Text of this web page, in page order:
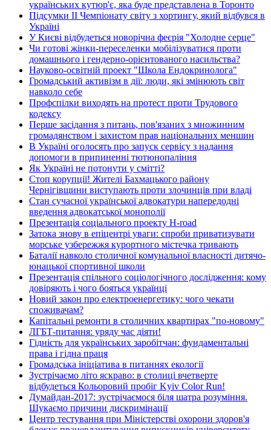
українських кутюр'є, яка буде представлена в Торонто
Підсумки ІІ Чемпіонату світу з хортингу, який відбувся в
Україні
У Києві відбудеться новорічна феєрія "Холодне серце"
Чи готові жінки-переселенки мобілізуватися проти
домашнього і гендерно-орієнтованого насильства?
Науково-освітній проект "Школа Ендокринолога"
Громадський активізм в дії: люди, які змінюють світ
навколо себе
Профспілки виходять на протест проти Трудового
кодексу
Перше засідання з питань, пов'язаних з множинним
громадянством і захистом прав національних меншин
В Україні оголосять про запуск сервісу з надання
допомоги в припиненні тютюнопаління
Як Україні не потонути у смітті?
Стоп корупції! Жителі Бахмацького району
Чернігівщини виступають проти злочинців при владі
Стан сучасної української адвокатури напередодні
введення адвокатської монополії
Презентація соціального проекту H-road
Затока знову в епіцентрі уваги: спроби приватизувати
морське узбережжя курортного містечка тривають
Баталії навколо столичної комунальної власності дитячо-
юнацької спортивної школи
Презентація спільного соціологічного дослідження: кому
довіряють і чого бояться українці
Новий закон про електроенергетику: чого чекати
споживачам?
Капітальні ремонти в столичних квартирах "по-новому"
ЛГБТ-питання: уряду час діяти!
Гідність для українських заробітчан: фундаментальні
права і гідна праця
Громадська ініціатива в питаннях екології
Зустрічаємо літо яскраво: в столиці вчетверте
відбудеться Кольоровий пробіг Kyiv Color Run!
Думайдан-2017: зустрічаємося біля шатра розуміння.
Шукаємо причини дискримінації
Центр тестування при Міністерстві охорони здоров'я